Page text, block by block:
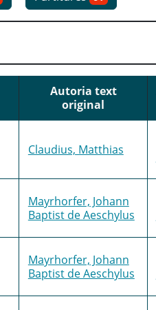
Autoria text
original
Claudius, Matthias
Mayrhorfer, Johann
Baptist de Aeschylus
Mayrhorfer, Johann
Baptist de Aeschylus